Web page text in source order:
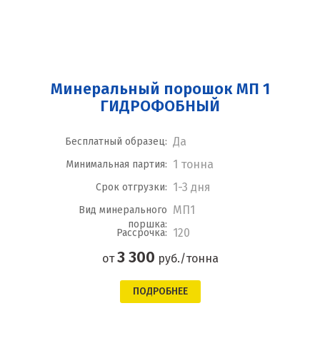
Минеральный порошок МП 1
ГИДРОФОБНЫЙ
Бесплатный образец: Да
Минимальная партия: 1 тонна
Срок отгрузки: 1-3 дня
Вид минерального
поршка:
МП1
Рассрочка: 120
от3 300 руб./тонна
ПОДРОБНЕЕ